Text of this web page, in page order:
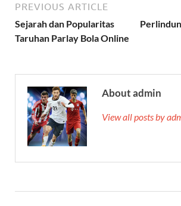
PREVIOUS ARTICLE
Sejarah dan Popularitas
Taruhan Parlay Bola Online
About admin
View all posts by